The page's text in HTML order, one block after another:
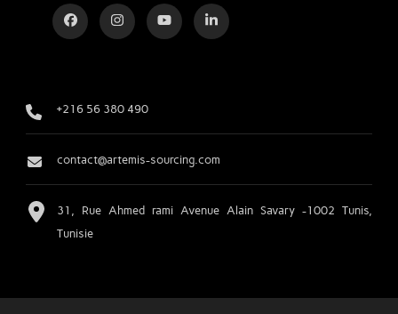
+216 56 380 490
contact@artemis-sourcing.com
31, Rue Ahmed rami Avenue Alain Savary -1002 Tunis,
Tunisie